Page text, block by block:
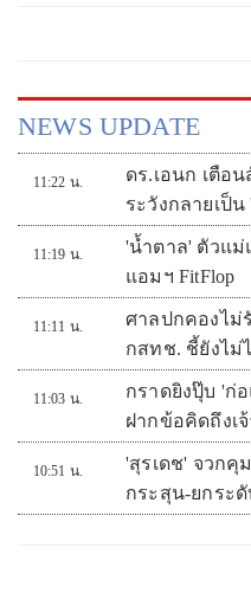
NEWS UPDATE
11:22 น.
ดร.เอนก เตือ
ระวังกลายเป็
11:19 น.
'น้ำตาล' ตัวแ
แอมฯ FitFlop
11:11 น.
ศาลปกคองไ
กสทช. ชี้ยังไม่
11:03 น.
กราดยิงปุ๊บ 'ก่
ฝากข้อคิดถึงเ
10:51 น.
'สุรเดช' จวกคุ
กระสุน-ยกระ